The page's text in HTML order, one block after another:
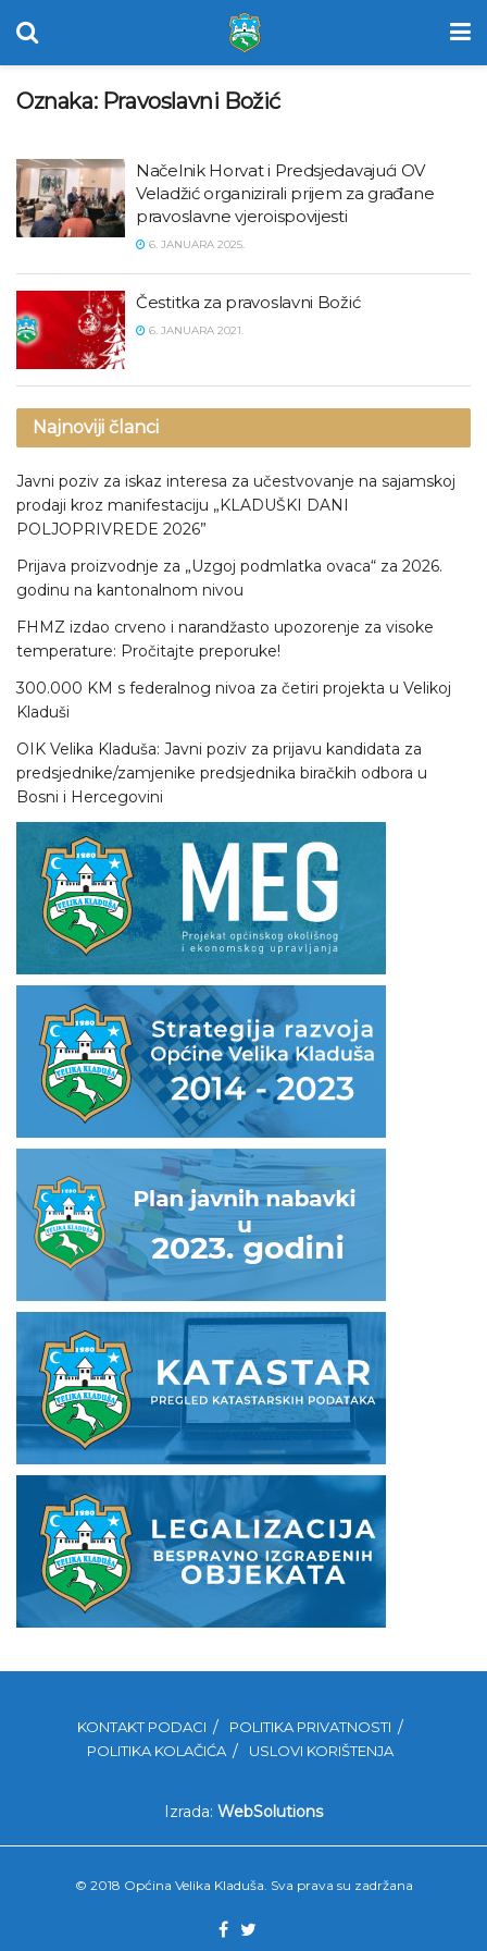
Oznaka: Pravoslavni Božić
Načelnik Horvat i Predsjedavajući OV
Veladžić organizirali prijem za građane
pravoslavne vjeroispovijesti
6. JANUARA 2025.
Čestitka za pravoslavni Božić
6. JANUARA 2021.
Najnoviji članci
Javni poziv za iskaz interesa za učestvovanje na sajamskoj
prodaji kroz manifestaciju „KLADUŠKI DANI
POLJOPRIVREDE 2026”
Prijava proizvodnje za „Uzgoj podmlatka ovaca“ za 2026.
godinu na kantonalnom nivou
FHMZ izdao crveno i narandžasto upozorenje za visoke
temperature: Pročitajte preporuke!
300.000 KM s federalnog nivoa za četiri projekta u Velikoj
Kladuši
OIK Velika Kladuša: Javni poziv za prijavu kandidata za
predsjednike/zamjenike predsjednika biračkih odbora u
Bosni i Hercegovini
KONTAKT PODACI
POLITIKA PRIVATNOSTI
POLITIKA KOLAČIĆA
USLOVI KORIŠTENJA
Izrada: WebSolutions
© 2018 Općina Velika Kladuša. Sva prava su zadržana